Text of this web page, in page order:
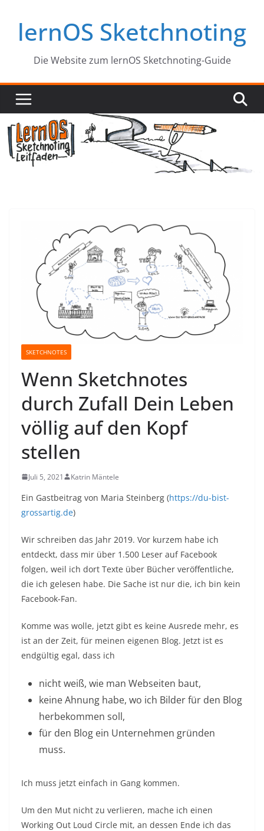
Inhalt
springenlernOS Sketchnoting
Die Website zum lernOS Sketchnoting-Guide
SKETCHNOTES
Wenn Sketchnotes
durch Zufall Dein Leben
völlig auf den Kopf
stellen
Juli 5, 2021 Katrin Mäntele
Ein Gastbeitrag von Maria Steinberg (https://du-bist-
grossartig.de)
Wir schreiben das Jahr 2019. Vor kurzem habe ich
entdeckt, dass mir über 1.500 Leser auf Facebook
folgen, weil ich dort Texte über Bücher veröffentliche,
die ich gelesen habe. Die Sache ist nur die, ich bin kein
Facebook-Fan.
Komme was wolle, jetzt gibt es keine Ausrede mehr, es
ist an der Zeit, für meinen eigenen Blog. Jetzt ist es
endgültig egal, dass ich
nicht weiß, wie man Webseiten baut,
keine Ahnung habe, wo ich Bilder für den Blog
herbekommen soll,
für den Blog ein Unternehmen gründen
muss.
Ich muss jetzt einfach in Gang kommen.
Um den Mut nicht zu verlieren, mache ich einen
Working Out Loud Circle mit, an dessen Ende ich das